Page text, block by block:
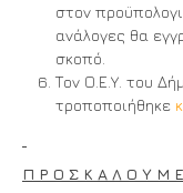
στον
ανάλογες θα
σκοπό.
Τον Ο.Ε.Υ. του
τροποποιήθηκε
Π Ρ Ο Σ Κ Α Λ Ο Υ Μ Ε